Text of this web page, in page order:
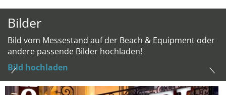
Bilder
Bild vom Messestand auf der Beach & Equipment oder
andere passende Bilder hochladen!
Bild hochladen